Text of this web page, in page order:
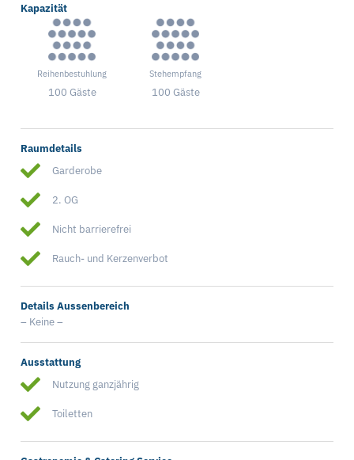
Kapazität
Reihenbestuhlung
100 Gäste
Stehempfang
100 Gäste
Raumdetails
Garderobe
2. OG
Nicht barrierefrei
Rauch- und Kerzenverbot
Details Aussenbereich
– Keine –
Ausstattung
Nutzung ganzjährig
Toiletten